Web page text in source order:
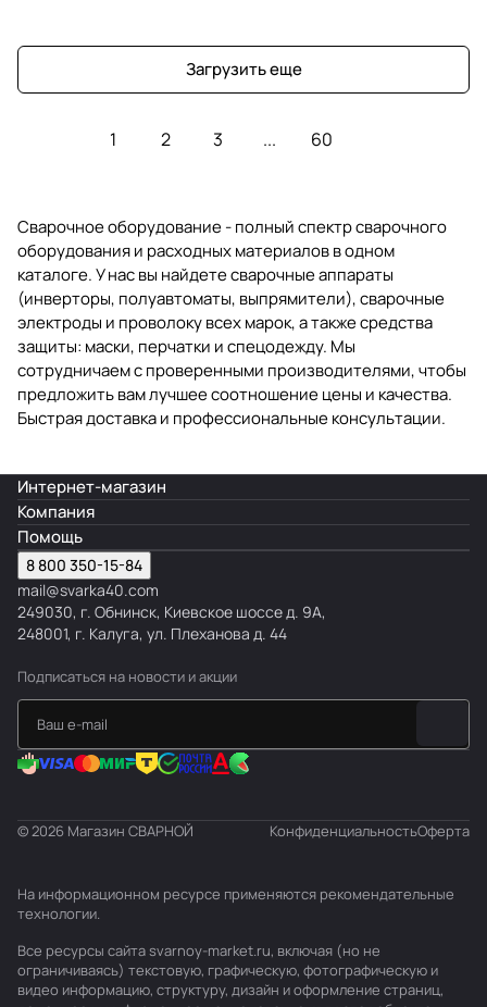
Загрузить еще
1 2 3 ... 60
Сварочное оборудование - полный спектр сварочного
оборудования и расходных материалов в одном
каталоге. У нас вы найдете сварочные аппараты
(инверторы, полуавтоматы, выпрямители), сварочные
электроды и проволоку всех марок, а также средства
защиты: маски, перчатки и спецодежду. Мы
сотрудничаем с проверенными производителями, чтобы
предложить вам лучшее соотношение цены и качества.
Быстрая доставка и профессиональные консультации.
Интернет-магазин
Компания
Помощь
8 800 350-15-84
mail@svarka40.com
249030, г. Обнинск, Киевское шоссе д. 9А,
248001, г. Калуга, ул. Плеханова д. 44
Подписаться на новости и акции
© 2026 Магазин СВАРНОЙ КонфиденциальностьОферта
На информационном ресурсе применяются рекомендательные
технологии.
Все ресурсы сайта svarnoy-market.ru, включая (но не
ограничиваясь) текстовую, графическую, фотографическую и
видео информацию, структуру, дизайн и оформление страниц,